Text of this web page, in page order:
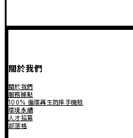
關於我們
關於我們
服務據點
100% 循環再生防摔手機殼
環境永續
人才招募
部落格